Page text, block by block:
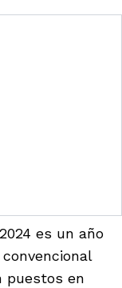
es un año
puestos en